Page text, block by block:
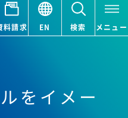
料請求 EN 検索 メニュー
をイメー